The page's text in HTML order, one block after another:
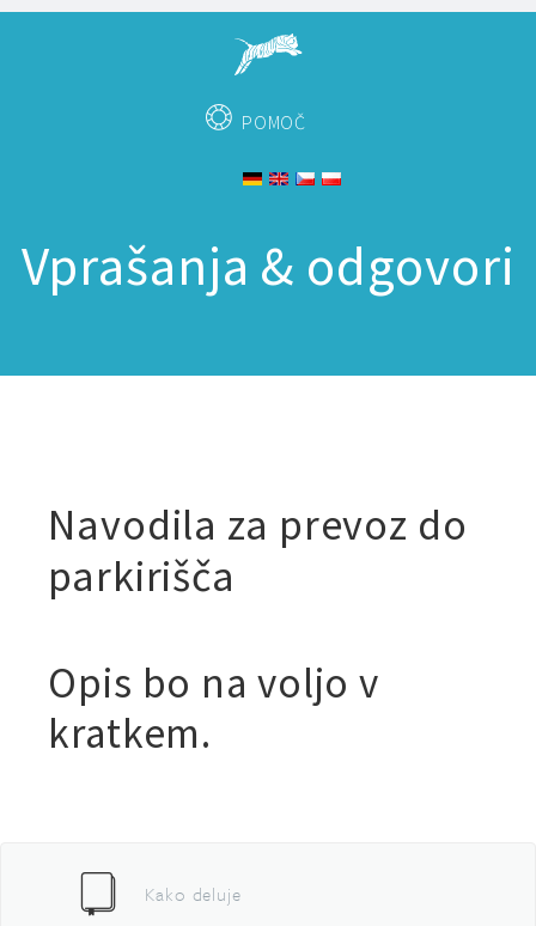
POMOČ
Vprašanja & odgovori
Navodila za prevoz do
parkirišča
Opis bo na voljo v
kratkem.
Kako deluje